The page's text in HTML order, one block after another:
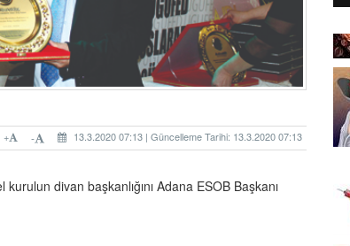
13.3.2020 07:13 | Güncelleme Tarihi: 13.3.2020 07:13
-
+
divan başkanlığını Adana ESOB Başkanı